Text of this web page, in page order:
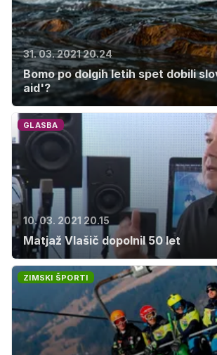
31. 03. 2021 20.24
Bomo po dolgih letih spet dobili
aid'?
GLASBA
10. 03. 2021 20.15
Matjaž Vlašič dopolnil 50 let
ZIMSKI ŠPORTI